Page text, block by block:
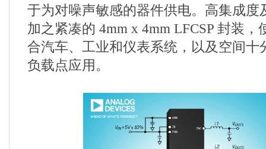
于为对噪声敏感的器件供电。高集成度
加之紧凑的 4mm x 4mm LFCSP 封装
合汽车、工业和仪表系统，以及空间十
负载点应用。